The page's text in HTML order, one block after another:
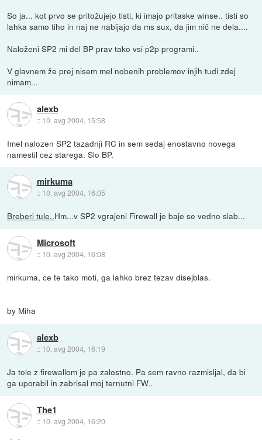
So ja... kot prvo se pritožujejo tisti, ki imajo pritaske winse.. tisti so
lahka samo tiho in naj ne nabijajo da ms sux, da jim nič ne dela....
Naloženi SP2 mi del BP prav tako vsi p2p programi..
V glavnem že prej nisem mel nobenih problemov injih tudi zdej
nimam...
alexb
:: 10. avg 2004, 15:58
Imel nalozen SP2 tazadnji RC in sem sedaj enostavno novega
namestil cez starega. Slo BP.
mirkuma
:: 10. avg 2004, 16:05
Breberi tule..Hm...v SP2 vgrajeni Firewall je baje se vedno slab...
Microsoft
:: 10. avg 2004, 16:08
mirkuma, ce te tako moti, ga lahko brez tezav disejblas.
by Miha
alexb
:: 10. avg 2004, 16:19
Ja tole z firewallom je pa zalostno. Pa sem ravno razmisljal, da bi
ga uporabil in zabrisal moj ternutni FW..
The1
:: 10. avg 2004, 16:20